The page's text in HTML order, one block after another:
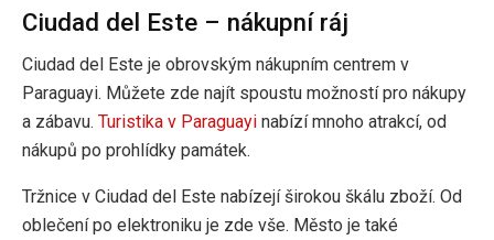
Ciudad del Este – nákupní ráj
Ciudad del Este je obrovským nákupním centrem v
Paraguayi. Můžete zde najít spoustu možností pro nákupy
a zábavu. Turistika v Paraguayi nabízí mnoho atrakcí, od
nákupů po prohlídky památek.
Tržnice v Ciudad del Este nabízejí širokou škálu zboží. Od
oblečení po elektroniku je zde vše. Město je také